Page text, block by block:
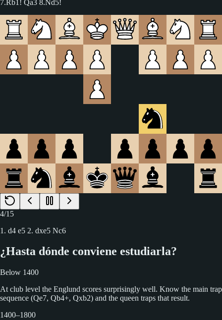
7.Rb1! Qa3 8.Nd5!
4/15
1. d4 e5 2. dxe5 Nc6
¿Hasta dónde conviene estudiarla?
Below 1400
At club level the Englund scores surprisingly well. Know the main trap
sequence (Qe7, Qb4+, Qxb2) and the queen traps that result.
1400–1800